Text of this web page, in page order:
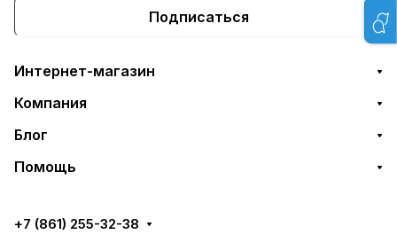
Подписаться
Интернет-магазин
Компания
Блог
Помощь
+7 (861) 255-32-38